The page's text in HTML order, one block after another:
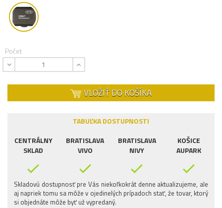
Počet
VLOŽIŤ DO KOŠÍKA
TABUĽKA DOSTUPNOSTI
CENTRÁLNY
SKLAD
BRATISLAVA
VIVO
BRATISLAVA
NIVY
KOŠICE
AUPARK
Skladovú dostupnosť pre Vás niekoľkokrát denne aktualizujeme, ale
aj napriek tomu sa môže v ojedinelých prípadoch stať, že tovar, ktorý
si objednáte môže byť už vypredaný.